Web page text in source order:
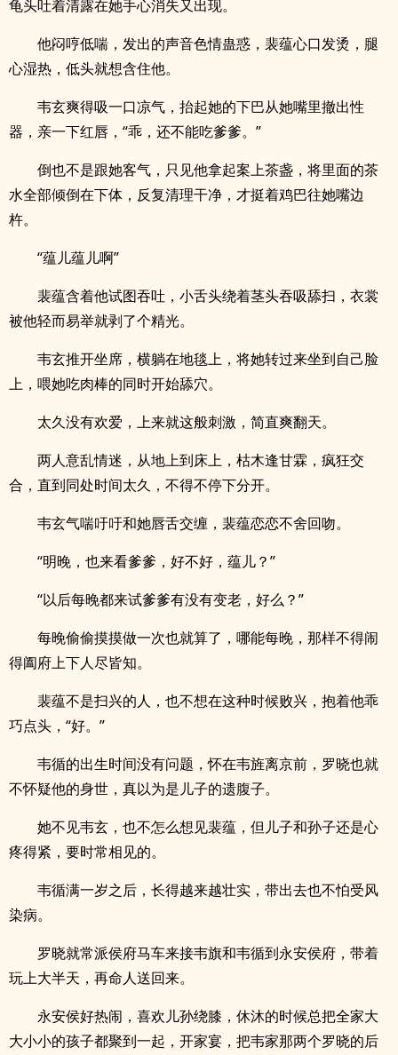
龟头吐着清露在她手心消失又出现。
他闷哼低喘，发出的声音色情蛊惑，裴蕴心口发烫，腿
心湿热，低头就想含住他。
韦玄爽得吸一口凉气，抬起她的下巴从她嘴里撤出性
器，亲一下红唇，“乖，还不能吃爹爹。”
倒也不是跟她客气，只见他拿起案上茶盏，将里面的茶
水全部倾倒在下体，反复清理干净，才挺着鸡巴往她嘴边
杵。
“蕴儿蕴儿啊”
裴蕴含着他试图吞吐，小舌头绕着茎头吞吸舔扫，衣裳
被他轻而易举就剥了个精光。
韦玄推开坐席，横躺在地毯上，将她转过来坐到自己脸
上，喂她吃肉棒的同时开始舔穴。
太久没有欢爱，上来就这般刺激，简直爽翻天。
两人意乱情迷，从地上到床上，枯木逢甘霖，疯狂交
合，直到同处时间太久，不得不停下分开。
韦玄气喘吁吁和她唇舌交缠，裴蕴恋恋不舍回吻。
“明晚，也来看爹爹，好不好，蕴儿？”
“以后每晚都来试爹爹有没有变老，好么？”
每晚偷偷摸摸做一次也就算了，哪能每晚，那样不得闹
得阖府上下人尽皆知。
裴蕴不是扫兴的人，也不想在这种时候败兴，抱着他乖
巧点头，“好。”
韦循的出生时间没有问题，怀在韦旌离京前，罗晓也就
不怀疑他的身世，真以为是儿子的遗腹子。
她不见韦玄，也不怎么想见裴蕴，但儿子和孙子还是心
疼得紧，要时常相见的。
韦循满一岁之后，长得越来越壮实，带出去也不怕受风
染病。
罗晓就常派侯府马车来接韦旗和韦循到永安侯府，带着
玩上大半天，再命人送回来。
永安侯好热闹，喜欢儿孙绕膝，休沐的时候总把全家大
大小小的孩子都聚到一起，开家宴，把韦家那两个罗晓的后